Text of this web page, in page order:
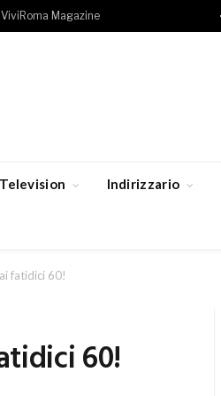
ViviRoma Magazine
Indirizzario
fatidici 60!
60!